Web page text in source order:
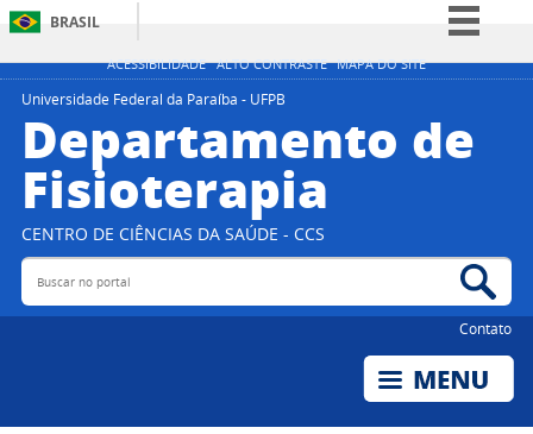
ACESSIBILIDADE ALTO CONTRASTE MAPA DO SITE
BRASIL
Simplifique!
Participe
Universidade Federal da Paraíba - UFPB
Departamento de
Fisioterapia
CENTRO DE CIÊNCIAS DA SAÚDE - CCS
Buscar no portal
Contato